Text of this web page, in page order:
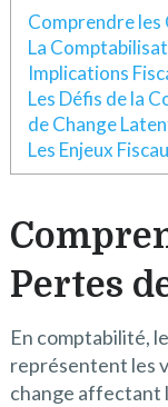
Comprendre les
La
Implications
Les Défis de la
de Change
Les Enjeux
Pertes
En comptabilité,
représentent les
change affectant